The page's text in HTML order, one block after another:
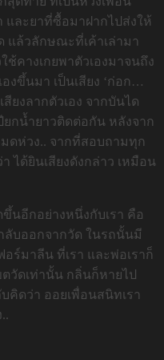
และยาที่ซื้อมาฝากไปส่งให้
แล้วลักษณะที่เค้าเล่ามา
คางเกยพาตัวเองมาจนถึง
งขึ้นมา เป็นเสียง ‘ก่อก…
สียงลากตัวเอง จากบันได
กน้ำยาวติดต่อกัน หลังจาก
ดห่วง.. จากที่สอบถามทุก
ได้ยินเสียงดังกล่าว เหมือน
นอีกอย่างหนึ่งกับเรา คือ
บออกจากวัด ในรถนั้นมี
ร์มาลีน ที่เรา และพ่อเราก็
วัดเท่านั้น กลิ่นก็หายไป
คิดว่า ออยเพื่อนสนิทเรา